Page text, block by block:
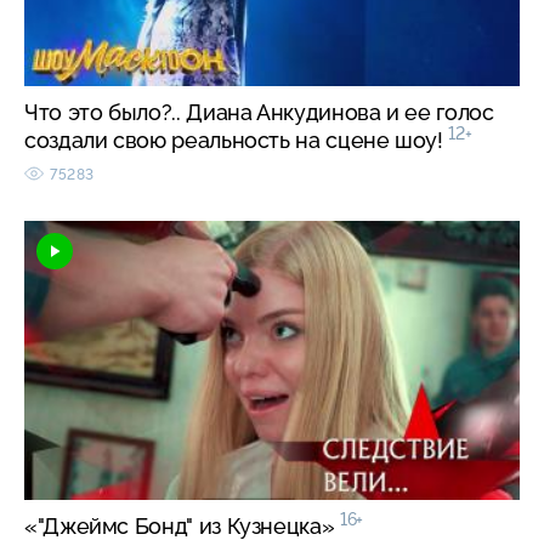
Что это было?.. Диана Анкудинова и ее голос
создали свою реальность на сцене шоу! 12+
75283
«"Джеймс Бонд" из Кузнецка» 16+